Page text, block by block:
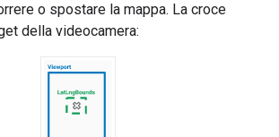
o spostare la mappa. La croce
della videocamera: